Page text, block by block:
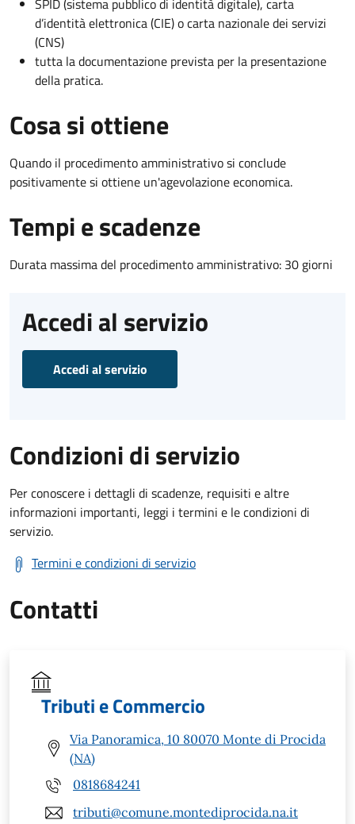
d’identità elettronica (CIE) o carta nazionale dei servizi
(CNS)
tutta la documentazione prevista per la presentazione
della pratica.
Cosa si ottiene
Quando il procedimento amministrativo si conclude
positivamente si ottiene un'agevolazione economica.
Tempi e scadenze
Durata massima del procedimento amministrativo: 30 giorni
Accedi al servizio
Accedi al servizio
Condizioni di servizio
Per conoscere i dettagli di scadenze, requisiti e altre
informazioni importanti, leggi i termini e le condizioni di
servizio.
Termini e condizioni di servizio
Contatti
Tributi e Commercio
Via Panoramica, 10 80070 Monte di Procida
(NA)
0818684241
tributi@comune.montediprocida.na.it